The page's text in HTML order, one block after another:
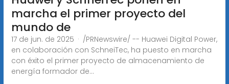
marcha el primer proyecto del
mundo de
17 de jun. de 2025 · /PRNewswire/ -- Huawei Digital Power,
en colaboración con SchneiTec, ha puesto en marcha
con éxito el primer proyecto de almacenamiento de
energía formador de...